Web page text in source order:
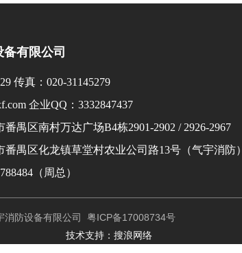
有限公司
传真：020-31145279
企业QQ：3332847437
禺区南村万达广场B4栋2901-2902 / 2926-2967
番禺区化龙镇草堂村农业公司路13号（气宇消防）
（周总）
防设备有限公司
粤ICP备17008734号
技术支持：搜浪网络